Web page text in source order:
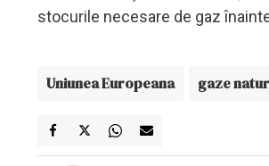
stocurile necesare de gaz
Uniunea Europeana gaze